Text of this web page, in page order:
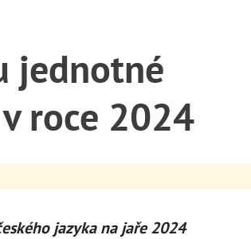
jednotné
roce 2024
jazyka na jaře 2024